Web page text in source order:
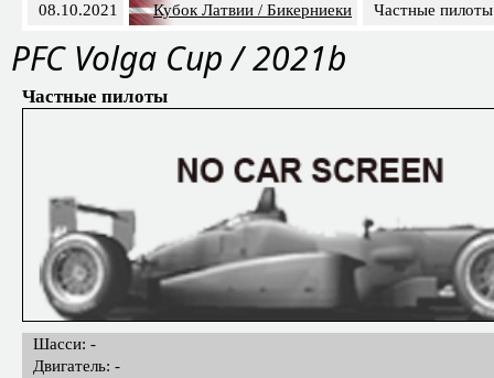
08.10.2021 Кубок Латвии / Бикерниеки Частные пилоты
PFС Volga Cup / 2021b
Частные пилоты
Шасси: -
Двигатель: -